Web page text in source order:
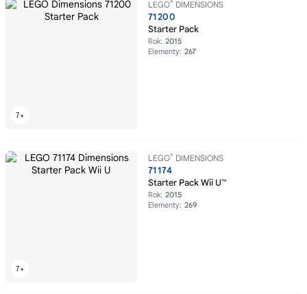
LEGO® DIMENSIONS
71200
Starter Pack
Rok: 2015
Elementy: 267
LEGO® DIMENSIONS
71174
Starter Pack Wii U™
Rok: 2015
Elementy: 269